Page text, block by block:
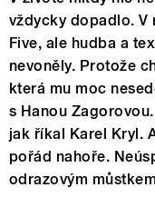
vždycky dopadlo. V
Five, ale hudba a
nevoněly. Protože
která mu moc
s Hanou
jak říkal Karel Kryl.
pořád nahoře.
odrazovým